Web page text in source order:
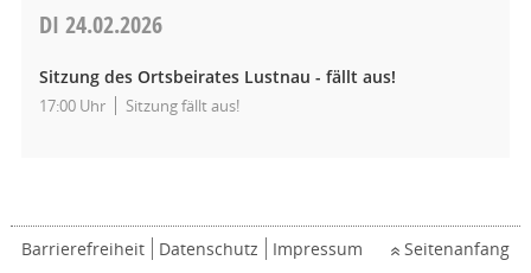
DI 24.02.2026
Sitzung des Ortsbeirates Lustnau - fällt aus!
17:00 Uhr Sitzung fällt aus!
Barrierefreiheit Datenschutz Impressum Seitenanfang